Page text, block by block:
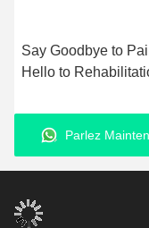
Say Goodbye to
Hello to
Ultrasound Pain
Technology
Device
Parlez